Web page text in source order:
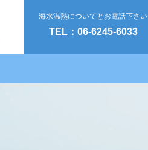
海水温熱についてとお電話下さい
TEL：06-6245-6033